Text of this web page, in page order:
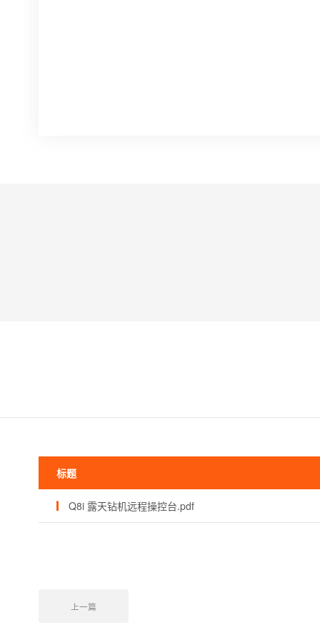
标题
Q8i 露天钻机远程操控台.pdf
上一篇